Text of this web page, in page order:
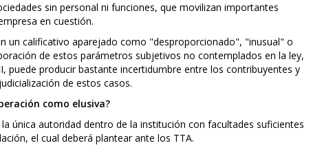
sin personal ni funciones, que movilizan importantes
en cuestión.
un calificativo aparejado como "desproporcionado", "inusual" o
de estos parámetros subjetivos no contemplados en la ley,
puede producir bastante incertidumbre entre los contribuyentes y
de estos casos.
como elusiva?
única autoridad dentro de la institución con facultades suficientes
el cual deberá plantear ante los TTA.